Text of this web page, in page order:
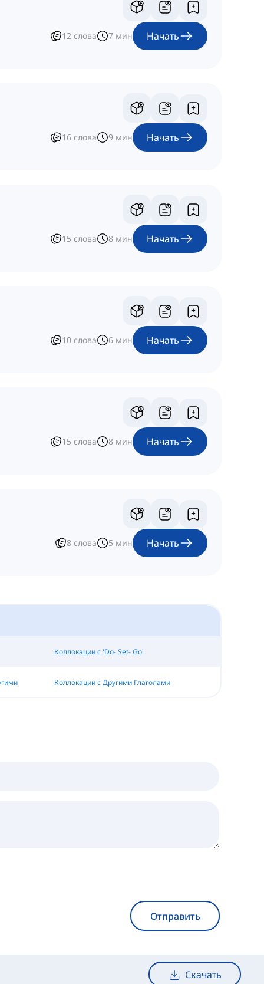
12 слова 7 мин Начать
16 слова 9 мин Начать
15 слова 8 мин Начать
10 слова 6 мин Начать
15 слова 8 мин Начать
8 слова 5 мин Начать
Коллокации с 'Do- Set- Go'
Коллокации с Другими Глаголами
Отправить
Скачать